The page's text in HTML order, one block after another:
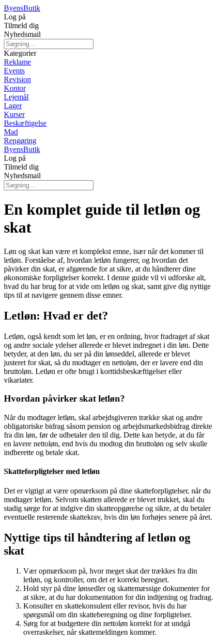
ByensButik
Log på
Tilmeld dig
Nyhedsmail
Kategorier
Reklame
Events
Revision
Kontor
Lejemål
Lager
Kurser
Beskæftigelse
Mad
Rengøring
ByensButik
Log på
Tilmeld dig
Nyhedsmail
En komplet guide til letløn og
skat
Løn og skat kan være et komplekst emne, især når det kommer til
letløn. Forståelse af, hvordan letløn fungerer, og hvordan det
påvirker din skat, er afgørende for at sikre, at du håndterer dine
økonomiske forpligtelser korrekt. I denne guide vil vi udforske alt,
hvad du har brug for at vide om letløn og skat, samt give dig nyttige
tips til at navigere gennem disse emner.
Letløn: Hvad er det?
Letløn, også kendt som let løn, er en ordning, hvor fradraget af skat
og andre sociale ydelser allerede er blevet indregnet i din løn. Dette
betyder, at den løn, du ser på din lønseddel, allerede er blevet
justeret for skat, så du modtager en nettoløn, der er lavere end din
bruttoløn. Letløn er ofte brugt i korttidsbeskæftigelser eller
vikariater.
Hvordan påvirker skat letløn?
Når du modtager letløn, skal arbejdsgiveren trække skat og andre
obligatoriske bidrag såsom pension og arbejdsmarkedsbidrag direkte
fra din løn, før de udbetaler den til dig. Dette kan betyde, at du får
en lavere nettoløn, end hvis du modtog din bruttoløn og selv skulle
indberette og betale skat.
Skatteforpligtelser med letløn
Det er vigtigt at være opmærksom på dine skatteforpligtelser, når du
modtager letløn. Selvom skatten allerede er blevet trukket, skal du
stadig sørge for at indgive din skatteopgørelse og sikre, at du betaler
eventuelle resterende skattekrav, hvis din løn forhøjes senere på året.
Nyttige tips til håndtering af letløn og
skat
Vær opmærksom på, hvor meget skat der trækkes fra din
letløn, og kontroller, om det er korrekt beregnet.
Hold styr på dine lønsedler og skattemæssige dokumenter for
at sikre, at du har dokumentation for din indtjening og fradrag.
Konsulter en skattekonsulent eller revisor, hvis du har
spørgsmål om din skatteberegning og dine forpligtelser.
Sørg for at budgettere din nettoløn korrekt for at undgå
overraskelser, når skattemeldingen kommer.